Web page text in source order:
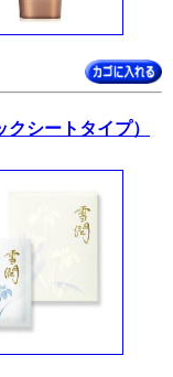
シートタイプ）